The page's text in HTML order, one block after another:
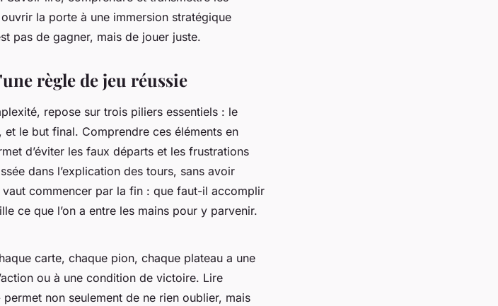
la porte à une immersion stratégique
pas de gagner, mais de jouer juste.
règle de jeu réussie
repose sur trois piliers essentiels : le
le but final. Comprendre ces éléments en
d’éviter les faux départs et les frustrations
dans l’explication des tours, sans avoir
vaut commencer par la fin : que faut-il accomplir
ce que l’on a entre les mains pour y parvenir.
carte, chaque pion, chaque plateau a une
ou à une condition de victoire. Lire
non seulement de ne rien oublier, mais